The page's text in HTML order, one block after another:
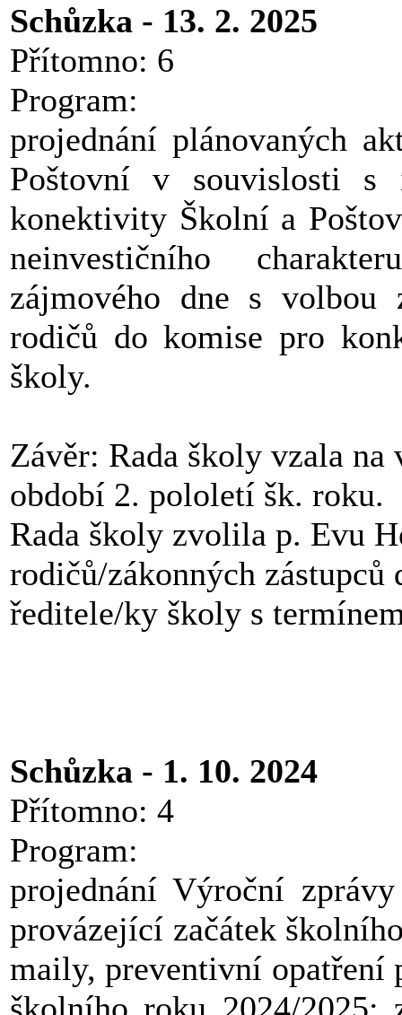
Schůzka - 13. 2. 2025
Přítomno: 6
Program:
projednání plánovaných
Poštovní v souvislosti s
konektivity Školní a
neinvestičního
zájmového dne s volbou
rodičů do komise pro
školy.
Závěr: Rada školy vzala
období 2. pololetí šk. roku.
Rada školy zvolila p. Evu
rodičů/zákonných
ředitele/ky školy s
Schůzka - 1. 10. 2024
Přítomno: 4
Program:
projednání Výroční
provázející začátek
maily, preventivní opatření
školního roku 2024/